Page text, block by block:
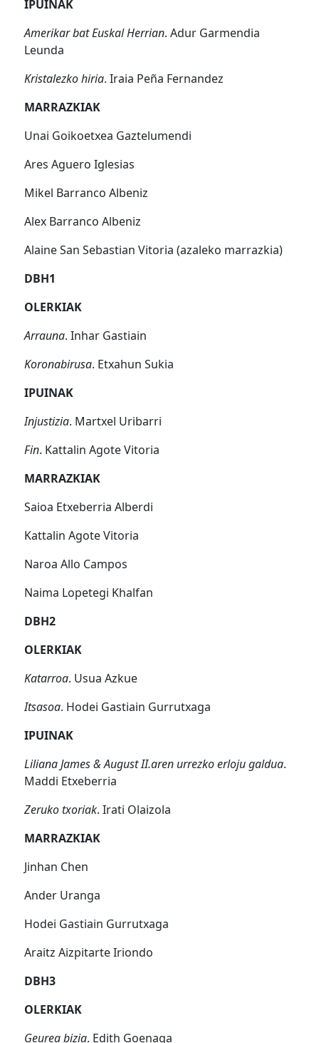
IPUINAK
Amerikar bat Euskal Herrian. Adur Garmendia
Leunda
Kristalezko hiria. Iraia Peña Fernandez
MARRAZKIAK
Unai Goikoetxea Gaztelumendi
Ares Aguero Iglesias
Mikel Barranco Albeniz
Alex Barranco Albeniz
Alaine San Sebastian Vitoria (azaleko marrazkia)
DBH1
OLERKIAK
Arrauna. Inhar Gastiain
Koronabirusa. Etxahun Sukia
IPUINAK
Injustizia. Martxel Uribarri
Fin. Kattalin Agote Vitoria
MARRAZKIAK
Saioa Etxeberria Alberdi
Kattalin Agote Vitoria
Naroa Allo Campos
Naima Lopetegi Khalfan
DBH2
OLERKIAK
Katarroa. Usua Azkue
Itsasoa. Hodei Gastiain Gurrutxaga
IPUINAK
Liliana James & August II.aren urrezko erloju galdua.
Maddi Etxeberria
Zeruko txoriak. Irati Olaizola
MARRAZKIAK
Jinhan Chen
Ander Uranga
Hodei Gastiain Gurrutxaga
Araitz Aizpitarte Iriondo
DBH3
OLERKIAK
Geurea bizia. Edith Goenaga